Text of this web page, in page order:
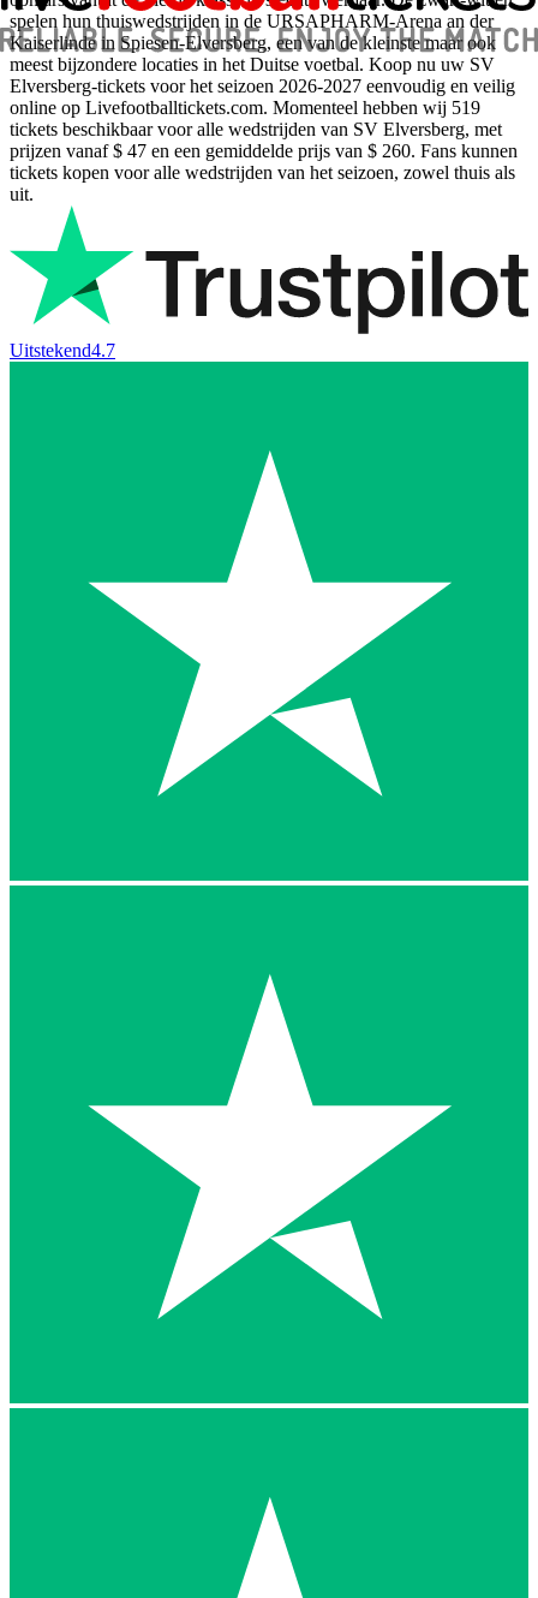
spelen hun thuiswedstrijden in de URSAPHARM-Arena an der
Kaiserlinde in Spiesen-Elversberg, een van de kleinste maar ook
meest bijzondere locaties in het Duitse voetbal. Koop nu uw SV
Elversberg-tickets voor het seizoen 2026-2027 eenvoudig en veilig
online op Livefootballtickets.com. Momenteel hebben wij 519
tickets beschikbaar voor alle wedstrijden van SV Elversberg, met
prijzen vanaf$ 47 en een gemiddelde prijs van $ 260. Fans kunnen
tickets kopen voor alle wedstrijden van het seizoen, zowel thuis als
uit.
Uitstekend4.7